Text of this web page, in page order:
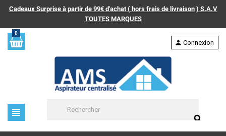
Cadeaux Surprise à partir de 99€ d'achat ( hors frais de livraison ) S.A.V
TOUTES MARQUES
0
view_headline
search
person Connexion